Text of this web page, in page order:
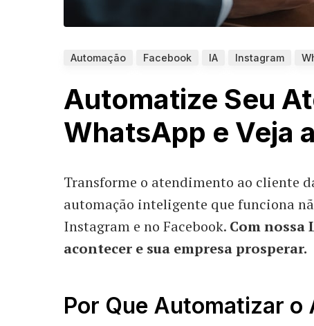
Automação Facebook IA Instagram
Automatize Seu
WhatsApp e Veja
Transforme o atendimento ao cliente
automação inteligente que funciona
Instagram e no Facebook. Com nossa
acontecer e sua empresa prosperar.
Por Que Automatizar o